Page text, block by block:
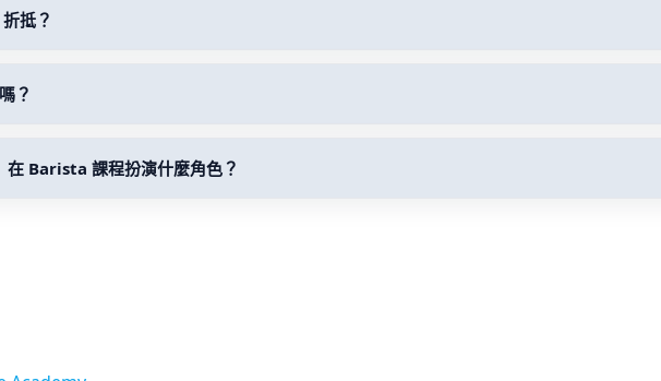
抵？
？
Barista 課程扮演什麼角色？